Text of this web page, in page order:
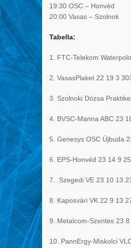
19:30 OSC – Honvéd
20:00 Vasas – Szolnok
Tabella:
1. FTC-Telekom
2. VasasPlaket 22 19 3
3. Szolnoki Dózsa
4. BVSC-Manna ABC 23
5. Genesys OSC Újbuda
6. EPS-Honvéd 23 14 9
7.. Szegedi VE 23 10 13
8. Kaposvári VK 22 9 13
9. Metalcom-Szentes 23
10. PannErgy-Miskolci